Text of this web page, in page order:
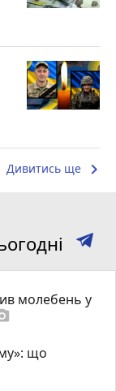
Дивитись ще keyboard_arrow_right
молебень у
що